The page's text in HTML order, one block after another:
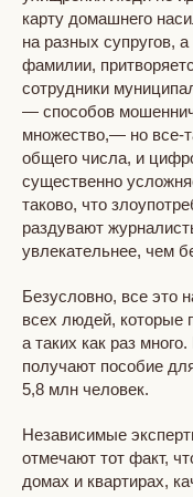
карту домашнего
на разных супругов,
фамилии,
сотрудники
— способов
множество,— но все-
общего числа, и
существенно
таково, что
раздувают
увлекательнее, чем
Безусловно, все это
всех людей, которые
а таких как раз
получают пособие
5,8 млн человек.
Независимые
отмечают тот факт,
домах и квартирах,